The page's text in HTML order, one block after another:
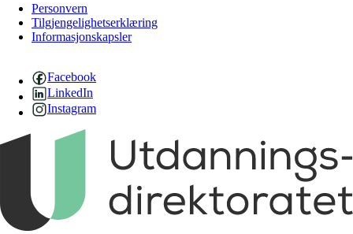
Personvern
Tilgjengelighetserklæring
Informasjonskapsler
Facebook
LinkedIn
Instagram